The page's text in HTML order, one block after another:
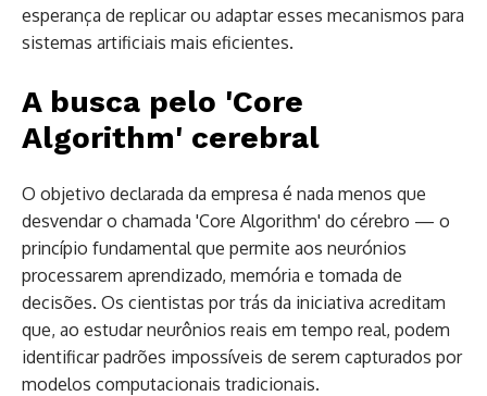
esperança de replicar ou adaptar esses mecanismos para
sistemas artificiais mais eficientes.
A busca pelo 'Core
Algorithm' cerebral
O objetivo declarada da empresa é nada menos que
desvendar o chamada 'Core Algorithm' do cérebro — o
princípio fundamental que permite aos neurónios
processarem aprendizado, memória e tomada de
decisões. Os cientistas por trás da iniciativa acreditam
que, ao estudar neurônios reais em tempo real, podem
identificar padrões impossíveis de serem capturados por
modelos computacionais tradicionais.